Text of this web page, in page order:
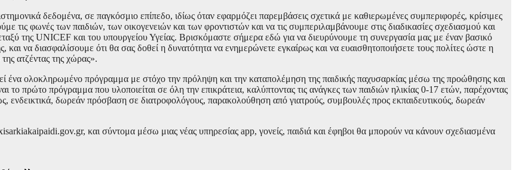
δεδομένα, σε παγκόσμιο επίπεδο, ιδίως όταν εφαρμόζει παρεμβάσεις σχετικά με καθιερωμένες συμπεριφορές, κρίσιμες
τις φωνές των παιδιών, των οικογενειών και των φροντιστών και να τις συμπεριλαμβάνουμε στις διαδικασίες σχεδιασμού και
της UNICEF και του υπουργείου Υγείας. Βρισκόμαστε σήμερα εδώ για να διευρύνουμε τη συνεργασία μας με έναν βασικό
να διασφαλίσουμε ότι θα σας δοθεί η δυνατότητα να ενημερώνετε εγκαίρως και να ευαισθητοποιήσετε τους πολίτες ώστε η
ατζέντας της χώρας».
ένα ολοκληρωμένο πρόγραμμα με στόχο την πρόληψη και την καταπολέμηση της παιδικής παχυσαρκίας μέσω της προώθησης και
το πρώτο πρόγραμμα που υλοποιείται σε όλη την επικράτεια, καλύπτοντας τις ανάγκες των παιδιών ηλικίας 0-17 ετών, παρέχοντας
ενδεικτικά, δωρεάν πρόσβαση σε διατροφολόγους, παρακολούθηση από γιατρούς, συμβουλές προς εκπαιδευτικούς, δωρεάν
και σύντομα μέσω μιας νέας υπηρεσίας app, γονείς, παιδιά και έφηβοι θα μπορούν να κάνουν σχεδιασμένα